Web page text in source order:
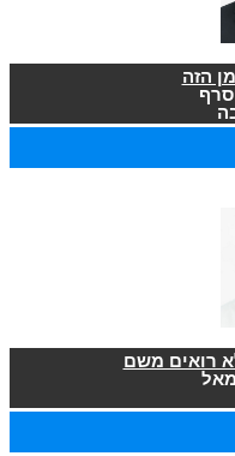
הזה
רואים משם